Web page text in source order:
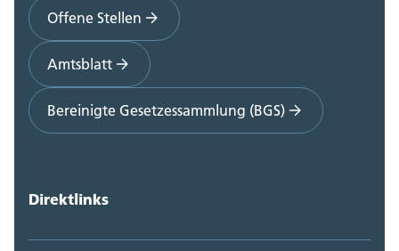
Offene Stellen
Amtsblatt
Bereinigte Gesetzessammlung (BGS)
Direktlinks